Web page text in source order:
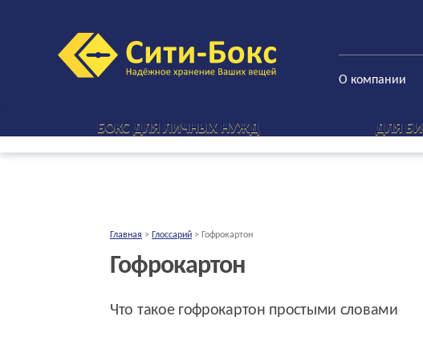
О компании
БОКС ДЛЯ ЛИЧНЫХ НУЖД ДЛЯ
Главная > Глоссарий > Гофрокартон
Гофрокартон
Что такое гофрокартон простыми словами